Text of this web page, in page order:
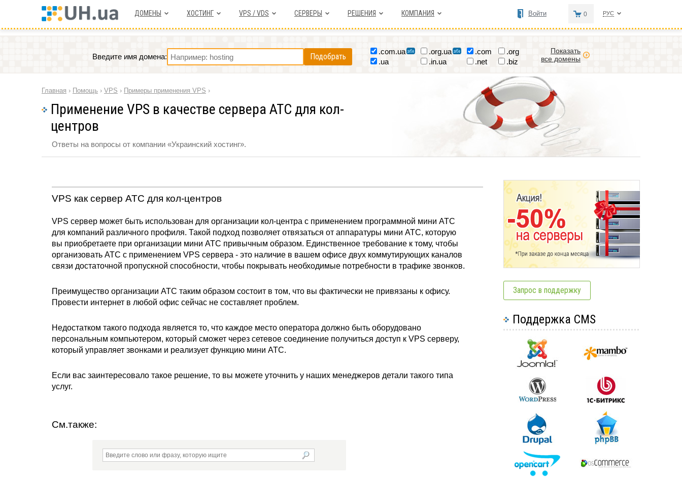
ДОМЕНЫ ХОСТИНГ VPS / VDS СЕРВЕРЫ РЕШЕНИЯ КОМПАНИЯ РУС
0
Войти
Введите имя домена: Подобрать
.com.ua .org.ua .com
.org
.ua
.in.ua .net .biz
Показать
все домены
Главная › Помощь › VPS › Примеры применения VPS ›
Применение VPS в качестве сервера АТС для кол-
центров
Ответы на вопросы от компании «Украинский хостинг».
VPS как сервер АТС для кол-центров
VPS сервер может быть использован для организации кол-центра с применением программной мини АТС
для компаний различного профиля. Такой подход позволяет отвязаться от аппаратуры мини АТС, которую
вы приобретаете при организации мини АТС привычным образом. Единственное требование к тому, чтобы
организовать АТС с применением VPS сервера - это наличие в вашем офисе двух коммутирующих каналов
связи достаточной пропускной способности, чтобы покрывать необходимые потребности в трафике звонков.
Преимущество организации АТС таким образом состоит в том, что вы фактически не привязаны к офису.
Провести интернет в любой офис сейчас не составляет проблем.
Недостатком такого подхода является то, что каждое место оператора должно быть оборудовано
персональным компьютером, который сможет через сетевое соединение получиться доступ к VPS серверу,
который управляет звонками и реализует функцию мини АТС.
Если вас заинтересовало такое решение, то вы можете уточнить у наших менеджеров детали такого типа
услуг.
См.также:
Запрос в поддержку
Поддержка CMS